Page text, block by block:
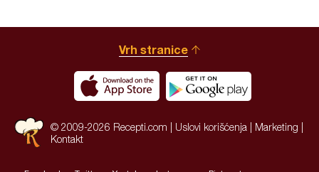
Vrh stranice
© 2009-2026 Recepti.com | Uslovi korišćenja Marketing
Kontakt